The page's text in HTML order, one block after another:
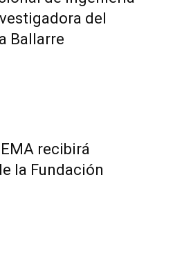
del
Ballarre
recibirá
la Fundación